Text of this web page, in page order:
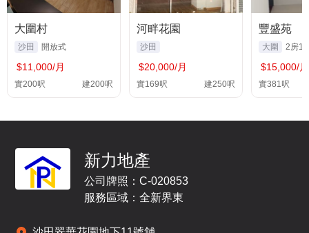
大圍村
沙田 開放式
$11,000/月
實200呎 建200呎
河畔花園
沙田
$20,000/月
實169呎 建250呎
豐盛苑
大圍 2房1
$15,000/月
實381呎
新力地產
公司牌照：C-020853
服務區域：全新界東